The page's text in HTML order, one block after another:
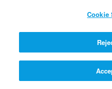
SEPA/दर: २७०० अंक प्राप्त गरे
Cookie